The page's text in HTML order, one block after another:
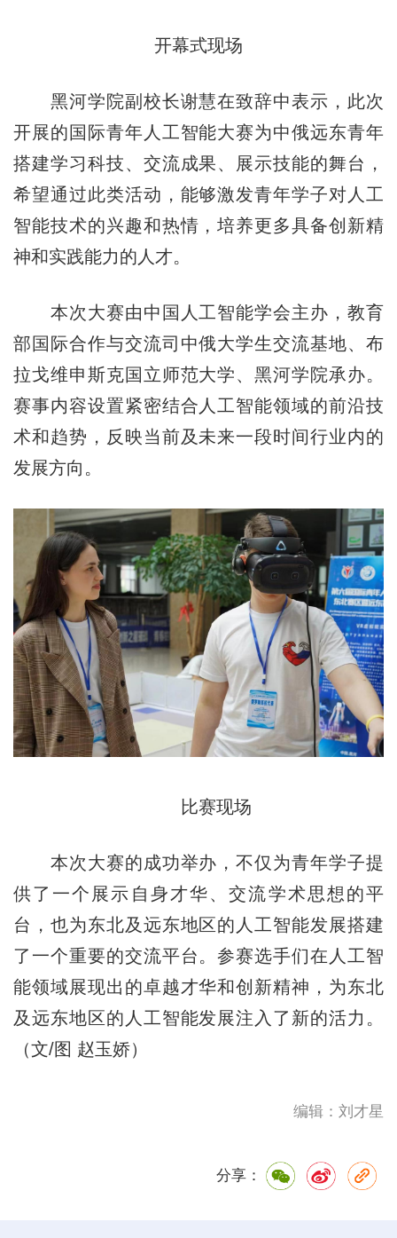
开幕式现场
黑河学院副校长谢慧在致辞中表示，此次
开展的国际青年人工智能大赛为中俄远东青年
搭建学习科技、交流成果、展示技能的舞台，
希望通过此类活动，能够激发青年学子对人工
智能技术的兴趣和热情，培养更多具备创新精
神和实践能力的人才。
本次大赛由中国人工智能学会主办，教育
部国际合作与交流司中俄大学生交流基地、布
拉戈维申斯克国立师范大学、黑河学院承办。
赛事内容设置紧密结合人工智能领域的前沿技
术和趋势，反映当前及未来一段时间行业内的
发展方向。
比赛现场
本次大赛的成功举办，不仅为青年学子提
供了一个展示自身才华、交流学术思想的平
台，也为东北及远东地区的人工智能发展搭建
了一个重要的交流平台。参赛选手们在人工智
能领域展现出的卓越才华和创新精神，为东北
及远东地区的人工智能发展注入了新的活力。
（文/图 赵玉娇）
编辑：刘才星
分享：